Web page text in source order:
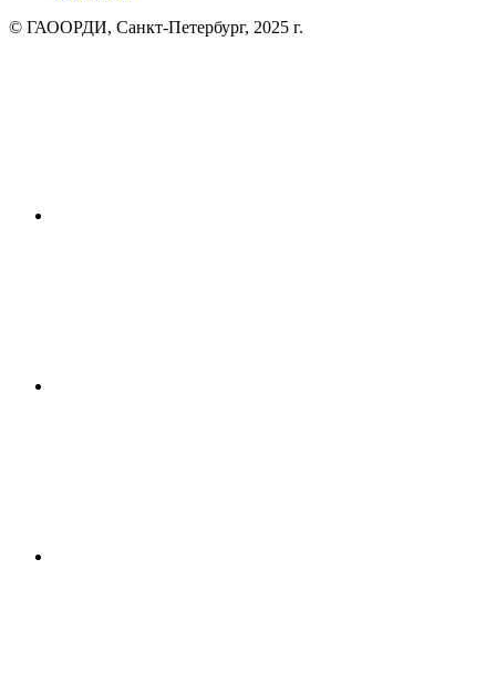
© ГАООРДИ, Санкт-Петербург, 2025 г.